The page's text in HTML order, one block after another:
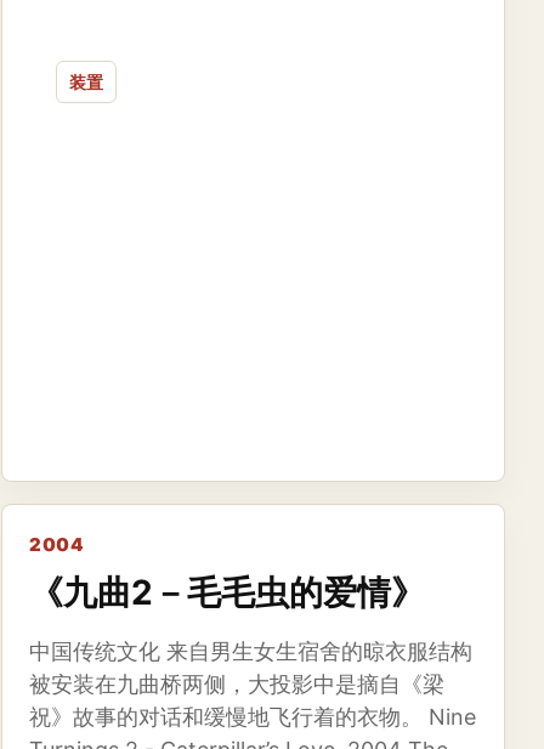
装置
2004
《九曲2－毛毛虫的爱情》
中国传统文化 来自男生女生宿舍的晾衣服结构
被安装在九曲桥两侧，大投影中是摘自《梁
祝》故事的对话和缓慢地飞行着的衣物。 Nine